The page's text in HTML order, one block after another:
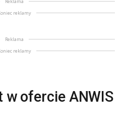
reklamy
Reklama
reklamy
w ofercie ANWIS